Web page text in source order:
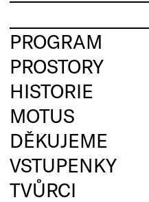
PROGRAM
PROSTORY
HISTORIE
MOTUS
DĚKUJEME
VSTUPENKY
TVŮRCI